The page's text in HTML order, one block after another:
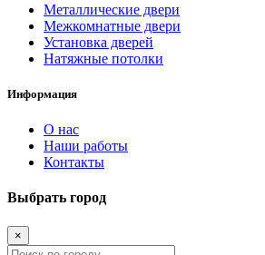
Металлические двери
Межкомнатные двери
Установка дверей
Натяжные потолки
Информация
О нас
Наши работы
Контакты
Выбрать город
×